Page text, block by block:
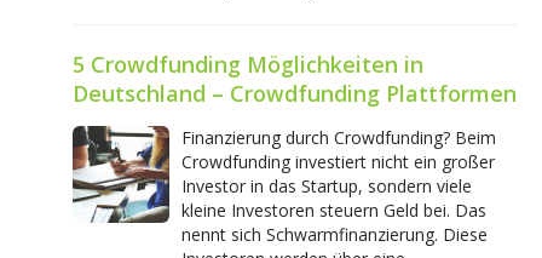
5 Crowdfunding Möglichkeiten in
Deutschland – Crowdfunding Plattformen
Finanzierung durch Crowdfunding? Beim
Crowdfunding investiert nicht ein großer
Investor in das Startup, sondern viele
kleine Investoren steuern Geld bei. Das
nennt sich Schwarmfinanzierung. Diese